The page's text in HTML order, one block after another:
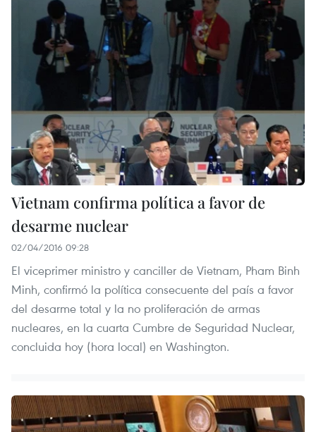
Vietnam confirma política a favor de
desarme nuclear
02/04/2016 09:28
El viceprimer ministro y canciller de Vietnam, Pham Binh
Minh, confirmó la política consecuente del país a favor
del desarme total y la no proliferación de armas
nucleares, en la cuarta Cumbre de Seguridad Nuclear,
concluida hoy (hora local) en Washington.